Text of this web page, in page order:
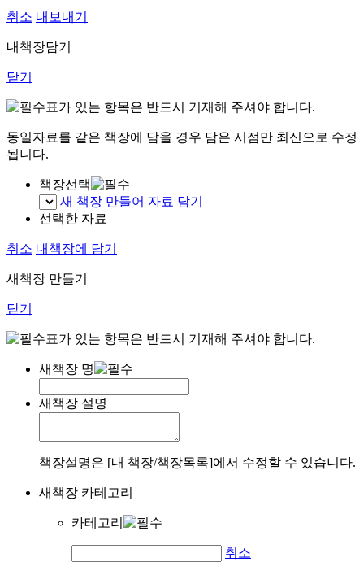
취소 내보내기
내책장담기
닫기
표가 있는 항목은 반드시 기재해 주셔야 합니다.
동일자료를 같은 책장에 담을 경우 담은 시점만 최신으로 수정
됩니다.
책장선택
새 책장 만들어 자료 담기
선택한 자료
취소 내책장에 담기
새책장 만들기
닫기
표가 있는 항목은 반드시 기재해 주셔야 합니다.
새책장 명
새책장 설명
책장설명은 [내 책장/책장목록]에서 수정할 수 있습니다.
새책장 카테고리
카테고리
취소